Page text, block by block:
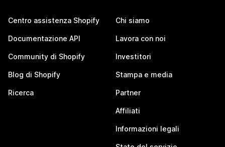
Centro assistenza Shopify
Documentazione API
Community di Shopify
Blog di Shopify
Ricerca
Chi siamo
Lavora con noi
Investitori
Stampa e media
Partner
Affiliati
Informazioni legali